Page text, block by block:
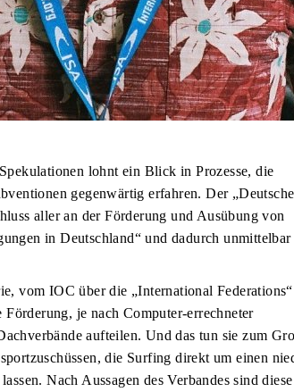
lohnt ein Blick in Prozesse, die
gegenwärtig erfahren. Der „Deutsche
aller an der Förderung und Ausübung von
in Deutschland“ und dadurch unmittelbar
vom IOC über die „International
je nach Computer-errechneter
aufteilen. Und das tun sie zum
die Surfing direkt um einen
Nach Aussagen des Verbandes sind diese